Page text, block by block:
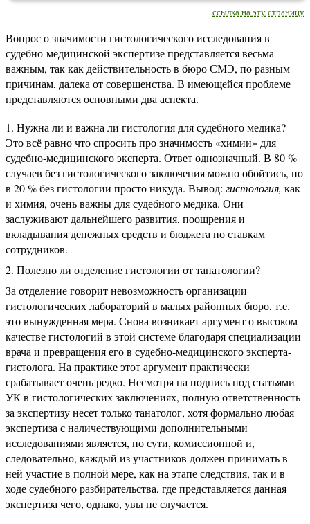
ссылка на эту страницу
Вопрос о значимости гистологического исследования в
судебно-медицинской экспертизе представляется весьма
важным, так как действительность в бюро СМЭ, по разным
причинам, далека от совершенства. В имеющейся проблеме
представляются основными два аспекта.
Нужна ли и важна ли гистология для судебного медика?
Это всё равно что спросить про значимость «химии» для
судебно-медицинского эксперта. Ответ однозначный. В 80 %
случаев без гистологического заключения можно обойтись, но
в 20 % без гистологии просто никуда. Вывод: гистология, как
и химия, очень важны для судебного медика. Они
заслуживают дальнейшего развития, поощрения и
вкладывания денежных средств и бюджета по ставкам
сотрудников.
Полезно ли отделение гистологии от танатологии?
За отделение говорит невозможность организации
гистологических лабораторий в малых районных бюро, т.е.
это вынужденная мера. Снова возникает аргумент о высоком
качестве гистологий в этой системе благодаря специализации
врача и превращения его в судебно-медицинского эксперта-
гистолога. На практике этот аргумент практически
срабатывает очень редко. Несмотря на подпись под статьями
УК в гистологических заключениях, полную ответственность
за экспертизу несет только танатолог, хотя формально любая
экспертиза с наличествующими дополнительными
исследованиями является, по сути, комиссионной и,
следовательно, каждый из участников должен принимать в
ней участие в полной мере, как на этапе следствия, так и в
ходе судебного разбирательства, где представляется данная
экспертиза чего, однако, увы не случается.